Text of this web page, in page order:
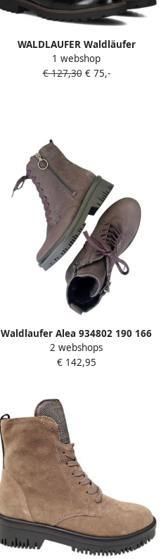
WALDLAUFER Waldläufer
Veterboots Dames H Elisa Maat:
39 Materiaal: Lakleer Kleur:
1 webshop
€ 127,30€ 75,-
Waldlaufer Alea 934802 190 166
darkbrow Bruin
2 webshops
€ 142,95